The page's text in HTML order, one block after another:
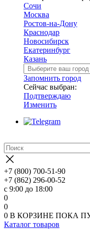
Сочи
Москва
Ростов-на-Дону
Краснодар
Новосибирск
Екатеринбург
Казань
Запомнить город
Сейчас выбран:
Подтверждаю
Изменить
+7 (800) 700-51-90
+7 (862) 296-00-52
с 9:00 до 18:00
0
0
0 В КОРЗИНЕ ПОКА
Каталог товаров